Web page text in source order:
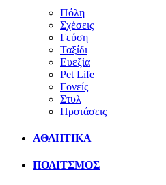
Πόλη
Σχέσεις
Γεύση
Ταξίδι
Ευεξία
Pet Life
Γονείς
Στυλ
Προτάσεις
ΑΘΛΗΤΙΚΑ
ΠΟΛΙΤΣΜΟΣ